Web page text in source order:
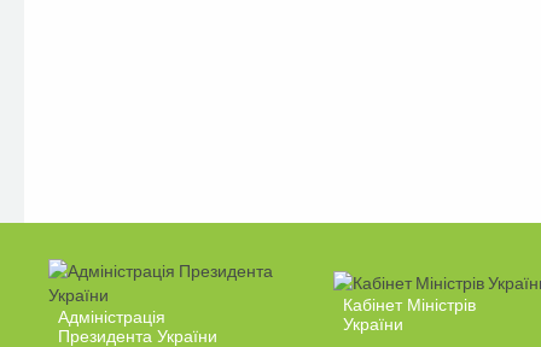
Адміністрація
Президента України
Кабінет Міністрів
України